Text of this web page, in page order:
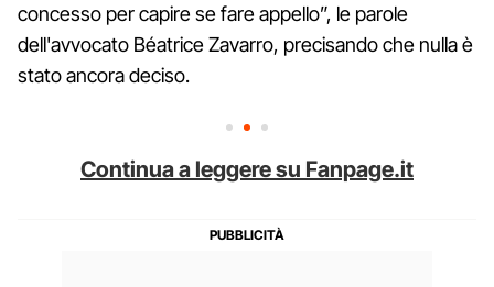
concesso per capire se fare appello”, le parole
dell'avvocato Béatrice Zavarro, precisando che nulla è
stato ancora deciso.
Continua a leggere su Fanpage.it